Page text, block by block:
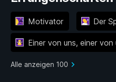
Motivator Der
Einer von uns, einer von
Alle anzeigen 100